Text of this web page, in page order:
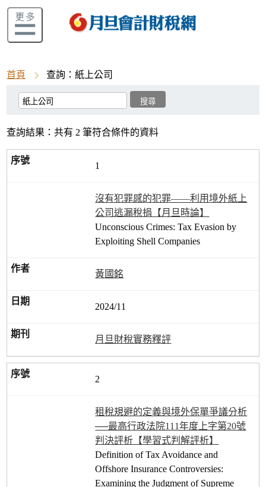
首頁 查詢：紙上公司
查詢結果：共有 2 筆符合條件的資料
1
沒有犯罪感的犯罪——利用境外紙上
公司逃漏稅捐【月旦時論】
Unconscious Crimes: Tax Evasion by
Exploiting Shell Companies
黃國銘
2024/11
月旦財稅實務釋評
2
租稅規避的定義與境外保單爭議分析
──最高行政法院111年度上字第20號
判決評析【學習式判解評析】
Definition of Tax Avoidance and
Offshore Insurance Controversies:
Examining the Judgment of Supreme